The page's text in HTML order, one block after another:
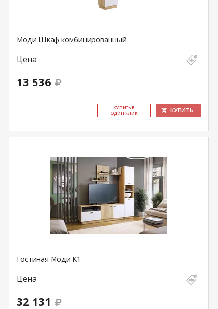
Моди Шкаф комбинированный
Цена
13 536
КУ­ПИТЬ В
ОДИН КЛИК
КУПИТЬ
Гостиная Моди К1
Цена
32 131